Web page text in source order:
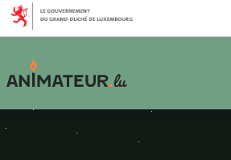
Aller
au
menu
principal
Aller
au
contenu
Aller
au
pied
page